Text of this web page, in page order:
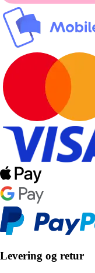
Levering og retur